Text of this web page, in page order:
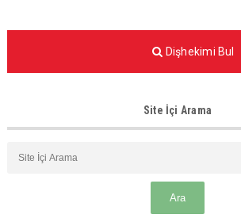
Dişhekimi Bul
Site İçi Arama